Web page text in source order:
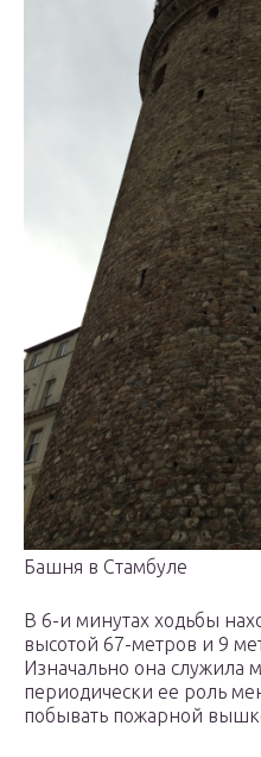
Башня в Стамбуле
В 6-и минутах ходьбы
высотой 67-метров и 9
Изначально она служила
периодически ее роль
побывать пожарной